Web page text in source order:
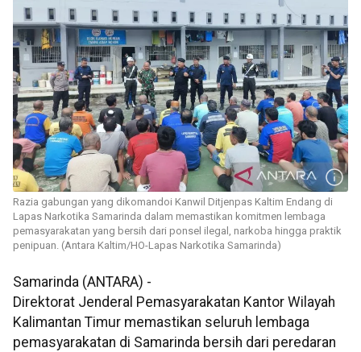
Razia gabungan yang dikomandoi Kanwil Ditjenpas Kaltim Endang di
Lapas Narkotika Samarinda dalam memastikan komitmen lembaga
pemasyarakatan yang bersih dari ponsel ilegal, narkoba hingga praktik
penipuan. (Antara Kaltim/HO-Lapas Narkotika Samarinda)
Samarinda (ANTARA) -
Direktorat Jenderal Pemasyarakatan Kantor Wilayah
Kalimantan Timur memastikan seluruh lembaga
pemasyarakatan di Samarinda bersih dari peredaran